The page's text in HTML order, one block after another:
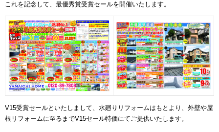
これを記念して、最優秀賞受賞セールを開催いたします。
V15受賞セールといたしまして、水廻りリフォームはもとより、外壁や屋
根リフォームに至るまでV15セール特価にてご提供いたします。